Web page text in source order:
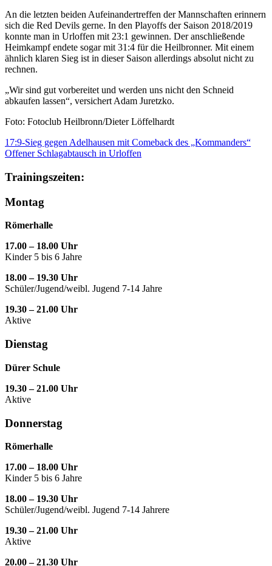
An die letzten beiden Aufeinandertreffen der Mannschaften erinnern
sich die Red Devils gerne. In den Playoffs der Saison 2018/2019
konnte man in Urloffen mit 23:1 gewinnen. Der anschließende
Heimkampf endete sogar mit 31:4 für die Heilbronner. Mit einem
ähnlich klaren Sieg ist in dieser Saison allerdings absolut nicht zu
rechnen.
„Wir sind gut vorbereitet und werden uns nicht den Schneid
abkaufen lassen“, versichert Adam Juretzko.
Foto: Fotoclub Heilbronn/Dieter Löffelhardt
17:9-Sieg gegen Adelhausen mit Comeback des „Kommanders“
Offener Schlagabtausch in Urloffen
Trainingszeiten:
Montag
Römerhalle
17.00 – 18.00 Uhr
Kinder 5 bis 6 Jahre
18.00 – 19.30 Uhr
Schüler/Jugend/weibl. Jugend 7-14 Jahre
19.30 – 21.00 Uhr
Aktive
Dienstag
Dürer Schule
19.30 – 21.00 Uhr
Aktive
Donnerstag
Römerhalle
17.00 – 18.00 Uhr
Kinder 5 bis 6 Jahre
18.00 – 19.30 Uhr
Schüler/Jugend/weibl. Jugend 7-14 Jahrere
19.30 – 21.00 Uhr
Aktive
20.00 – 21.30 Uhr